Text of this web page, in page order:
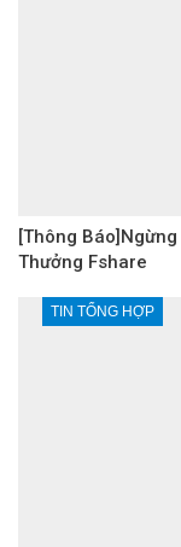
[Thông
Thưởng Fshare
TIN TỔNG HỢP